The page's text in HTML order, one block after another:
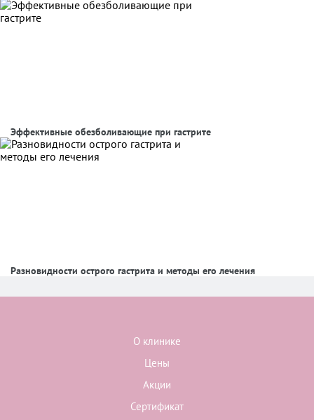
Эффективные обезболивающие при гастрите
Разновидности острого гастрита и методы его лечения
О клинике
Цены
Акции
Сертификат